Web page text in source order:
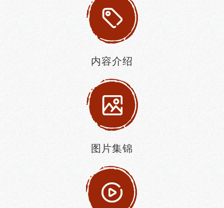
内容介绍
图片集锦